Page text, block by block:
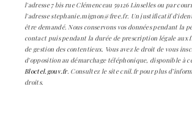
l'adresse 7 bis rue Clémenceau 59126 Linselles ou par
l'adresse stephanie.mignon@free.fr. Un justificatif
être demandé. Nous conservons vos données pendant la
contact puis pendant la durée de prescription légale aux
de gestion des contentieux. Vous avez le droit de vous
d'opposition au démarchage téléphonique, disponible à
Bloctel.gouv.fr. Consultez le site cnil.fr pour plus
droits.